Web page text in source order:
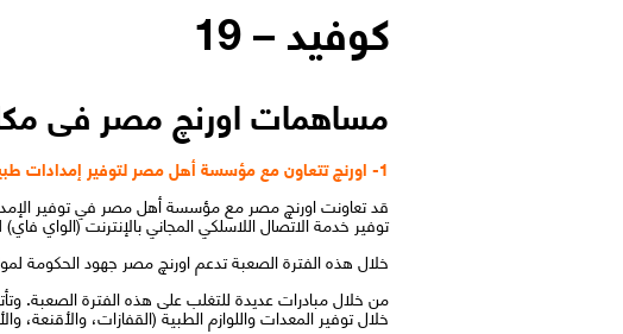
كوفيد – 19
مساهمات اورنچ مصر فى
1- اورنچ تتعاون مع مؤسسة أهل مصر لتوفير إمدادات طبية للجيش الأبيض
قد تعاونت اورنچ مصر مع مؤسسة أهل مصر في توفير
توفير خدمة الاتصال اللاسلكي المجاني بالإنترنت
خلال هذه الفترة الصعبة تدعم اورنچ مصر جهود الحكومة
من خلال مبادرات عديدة للتغلب على هذه الفترة الصعبة.
خلال توفير المعدات واللوازم الطبية (القفازات،